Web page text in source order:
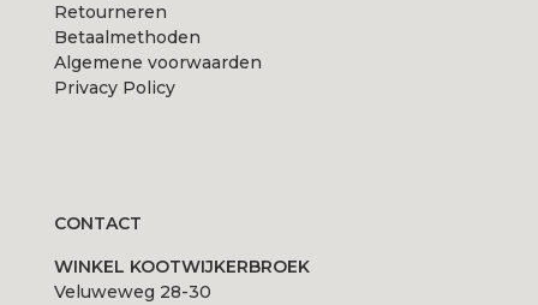
Retourneren
Betaalmethoden
Algemene voorwaarden
Privacy Policy
CONTACT
WINKEL KOOTWIJKERBROEK
Veluweweg 28-30